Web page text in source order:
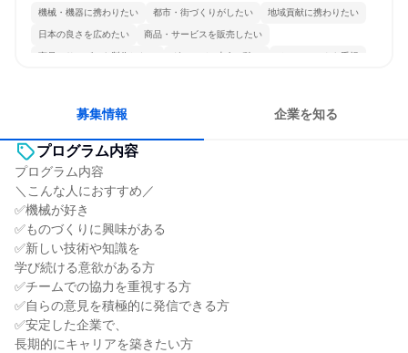
機械・機器に携わりたい 都市・街づくりがしたい 地域貢献に携わりたい
日本の良さを広めたい 商品・サービスを販売したい
商品・サービスを製作したい グローバル志向が強い チームワークを重視
募集情報 企業を知る
プログラム内容
プログラム内容
＼こんな人におすすめ／
✅機械が好き
✅ものづくりに興味がある
✅新しい技術や知識を
学び続ける意欲がある方
✅チームでの協力を重視する方
✅自らの意見を積極的に発信できる方
✅安定した企業で、
長期的にキャリアを築きたい方